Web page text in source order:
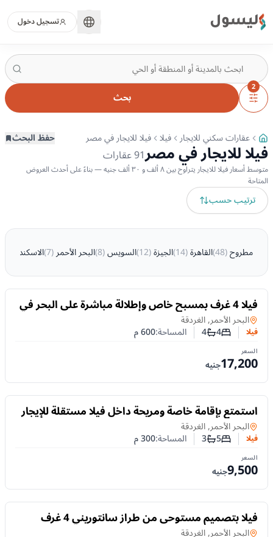
ليسول تسجيل دخول
2
بحث
عقارات سكني للايجار فيلا فيلا للايجار في مصر حفظ البحث
فيلا للايجار في مصر91عقارات
متوسط أسعار فيلا للايجار يتراوح بين ٨ ألف و ٣٠ ألف جنيه — بناءً على أحدث العروض
المتاحة
ترتيب حسب
مطروح(
48
)القاهرة(
14
)الجيزة(
12
)السويس(
8
)البحر الأحمر(
7
)الاسكندرية
للايجار فيلا 4 غرف بمسبح خاص وإطلالة مباشرة على البحر في
الممشى السياحي – الغردقة
فيلافي
البحر الأحمر, الغردقة
فيلا عدد غرف النوم
4عدد الحمامات
4 المساحة:600م
السعر
17,200جنيه
للايجار
استمتع بإقامة خاصة ومريحة داخل فيلا مستقلة للإيجار
اليومي في مبارك 6 – الممشى السياحي بالغردقة
فيلافي
البحر الأحمر, الغردقة
فيلا عدد غرف النوم
5عدد الحمامات
3 المساحة:300م
السعر
9,500جنيه
للايجار فيلا بتصميم مستوحى من طراز سانتوريني 4 غرف
بمسبح خاص للإيجار في سهل حشيش
فيلافي
البحر الأحمر, الغردقة